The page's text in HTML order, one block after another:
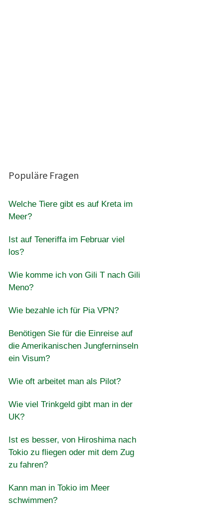
Populäre Fragen
Welche Tiere gibt es auf Kreta im
Meer?
Ist auf Teneriffa im Februar viel
los?
Wie komme ich von Gili T nach Gili
Meno?
Wie bezahle ich für Pia VPN?
Benötigen Sie für die Einreise auf
die Amerikanischen Jungferninseln
ein Visum?
Wie oft arbeitet man als Pilot?
Wie viel Trinkgeld gibt man in der
UK?
Ist es besser, von Hiroshima nach
Tokio zu fliegen oder mit dem Zug
zu fahren?
Kann man in Tokio im Meer
schwimmen?